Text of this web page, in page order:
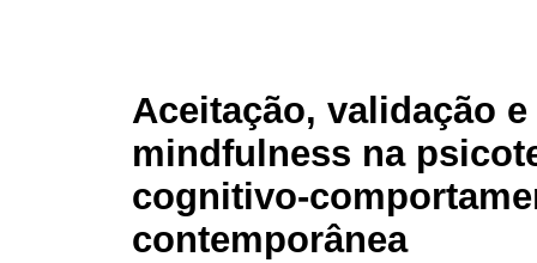
Aceitação, validação e
mindfulness na
cognitivo-
contemporânea